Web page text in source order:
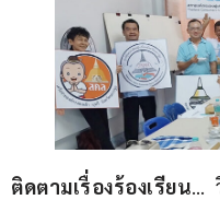
ติดตามเรื่องร้องเรียน…